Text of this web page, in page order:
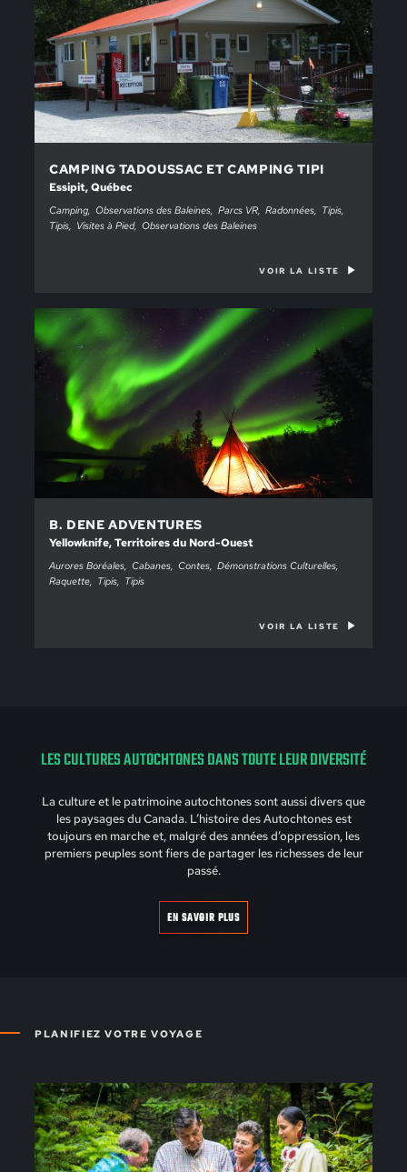
CAMPING TADOUSSAC ET CAMPING TIPI
Essipit, Québec
Camping Observations des Baleines Parcs VR Radonnées
Tipis
Tipis
Visites à Pied Observations des Baleines
VOIR LA LISTE
B. DENE ADVENTURES
Yellowknife, Territoires du Nord-Ouest
Aurores Boréales Cabanes Contes Démonstrations Culturelles
Raquette
Tipis Tipis
VOIR LA LISTE
LES CULTURES AUTOCHTONES DANS TOUTE LEUR DIVERSITÉ
La culture et le patrimoine autochtones sont aussi divers que
les paysages du Canada. L’histoire des Autochtones est
toujours en marche et, malgré des années d’oppression, les
premiers peuples sont fiers de partager les richesses de leur
passé.
EN SAVOIR PLUS
PLANIFIEZ VOTRE VOYAGE